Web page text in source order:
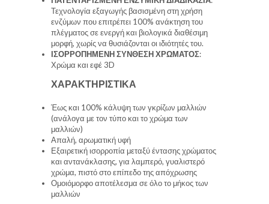
Τεχνολογία εξαγωγής βασισμένη στη χρήση
ενζύμων που επιτρέπει 100% ανάκτηση του
πλέγματος σε ενεργή και βιολογικά διαθέσιμη
μορφή, χωρίς να θυσιάζονται οι ιδιότητές του.
ΙΣΟΡΡΟΠΗΜΕΝΗ ΣΥΝΘΕΣΗ ΧΡΩΜΑΤΟΣ:
Χρώμα και εφέ 3D
ΧΑΡΑΚΤΗΡΙΣΤΙΚΑ
Έως και 100% κάλυψη των γκρίζων μαλλιών
(ανάλογα με τον τύπο και το χρώμα των
μαλλιών)
Απαλή, αρωματική υφή
Εξαιρετική ισορροπία μεταξύ έντασης χρώματος
και αντανάκλασης, για λαμπερό, γυαλιστερό
χρώμα, πιστό στο επίπεδο της απόχρωσης
Ομοιόμορφο αποτέλεσμα σε όλο το μήκος των
μαλλιών